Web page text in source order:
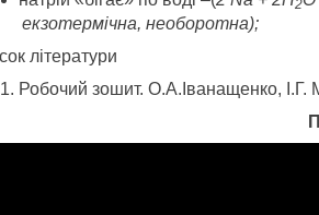
2
екзотермічна, необоротна);
літератури
Робочий зошит. О.А.Іванащенко,